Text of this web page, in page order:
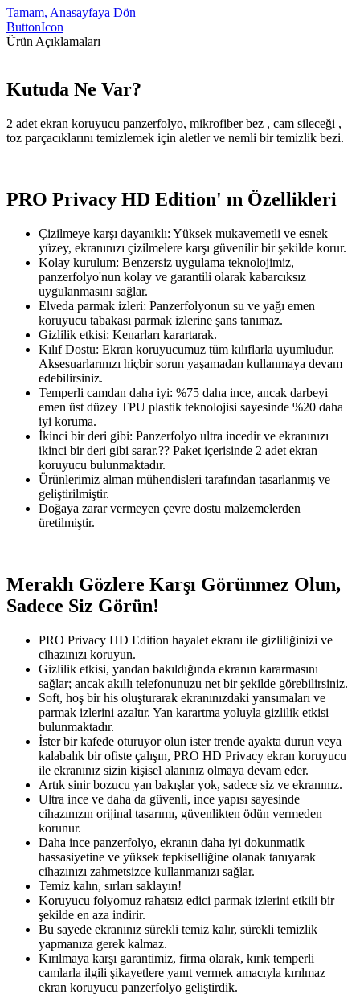
Tamam, Anasayfaya Dön
ButtonIcon
Ürün Açıklamaları
Kutuda Ne Var?
2 adet ekran koruyucu panzerfolyo, mikrofiber bez , cam sileceği ,
toz parçacıklarını temizlemek için aletler ve nemli bir temizlik bezi.
PRO Privacy HD Edition' ın Özellikleri
Çizilmeye karşı dayanıklı: Yüksek mukavemetli ve esnek
yüzey, ekranınızı çizilmelere karşı güvenilir bir şekilde korur.
Kolay kurulum: Benzersiz uygulama teknolojimiz,
panzerfolyo'nun kolay ve garantili olarak kabarcıksız
uygulanmasını sağlar.
Elveda parmak izleri: Panzerfolyonun su ve yağı emen
koruyucu tabakası parmak izlerine şans tanımaz.
Gizlilik etkisi: Kenarları karartarak.
Kılıf Dostu: Ekran koruyucumuz tüm kılıflarla uyumludur.
Aksesuarlarınızı hiçbir sorun yaşamadan kullanmaya devam
edebilirsiniz.
Temperli camdan daha iyi: %75 daha ince, ancak darbeyi
emen üst düzey TPU plastik teknolojisi sayesinde %20 daha
iyi koruma.
İkinci bir deri gibi: Panzerfolyo ultra incedir ve ekranınızı
ikinci bir deri gibi sarar.?? Paket içerisinde 2 adet ekran
koruyucu bulunmaktadır.
Ürünlerimiz alman mühendisleri tarafından tasarlanmış ve
geliştirilmiştir.
Doğaya zarar vermeyen çevre dostu malzemelerden
üretilmiştir.
Meraklı Gözlere Karşı Görünmez Olun,
Sadece Siz Görün!
PRO Privacy HD Edition hayalet ekranı ile gizliliğinizi ve
cihazınızı koruyun.
Gizlilik etkisi, yandan bakıldığında ekranın kararmasını
sağlar; ancak akıllı telefonunuzu net bir şekilde görebilirsiniz.
Soft, hoş bir his oluşturarak ekranınızdaki yansımaları ve
parmak izlerini azaltır. Yan karartma yoluyla gizlilik etkisi
bulunmaktadır.
İster bir kafede oturuyor olun ister trende ayakta durun veya
kalabalık bir ofiste çalışın, PRO HD Privacy ekran koruyucu
ile ekranınız sizin kişisel alanınız olmaya devam eder.
Artık sinir bozucu yan bakışlar yok, sadece siz ve ekranınız.
Ultra ince ve daha da güvenli, ince yapısı sayesinde
cihazınızın orijinal tasarımı, güvenlikten ödün vermeden
korunur.
Daha ince panzerfolyo, ekranın daha iyi dokunmatik
hassasiyetine ve yüksek tepkiselliğine olanak tanıyarak
cihazınızı zahmetsizce kullanmanızı sağlar.
Temiz kalın, sırları saklayın!
Koruyucu folyomuz rahatsız edici parmak izlerini etkili bir
şekilde en aza indirir.
Bu sayede ekranınız sürekli temiz kalır, sürekli temizlik
yapmanıza gerek kalmaz.
Kırılmaya karşı garantimiz, firma olarak, kırık temperli
camlarla ilgili şikayetlere yanıt vermek amacıyla kırılmaz
ekran koruyucu panzerfolyo geliştirdik.